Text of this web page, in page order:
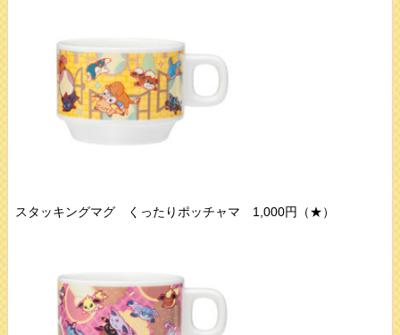
スタッキングマグ くったりポッチャマ 1,000円（★）